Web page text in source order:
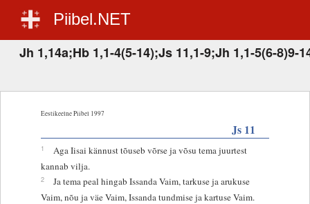
Piibel.NET
Jh 1,14a;Hb 1,1-4(5-14);Js 11,1-9;Jh 1,1-5(6-8)9-
Eestikeelne Piibel 1997
Js 11
1
Aga Iisai kännust tõuseb võrse ja võsu tema juurtest
kannab vilja.
2
Ja tema peal hingab Issanda Vaim, tarkuse ja arukuse
Vaim, nõu ja väe Vaim, Issanda tundmise ja kartuse Vaim.